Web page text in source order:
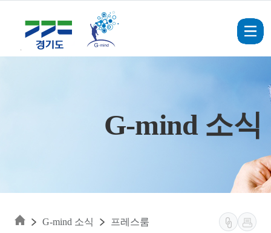
G-mind 소식
G-mind 소식 프레스룸